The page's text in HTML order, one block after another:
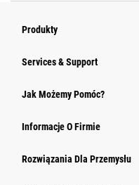
Produkty
Services & Support
Jak Możemy Pomóc?
Informacje O Firmie
Rozwiązania Dla Przemysłu